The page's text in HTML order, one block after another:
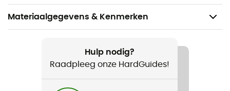
Materiaalgegevens & Kenmerken
Trailrunning / HardlopenHulp nodig?
Raadpleeg onze HardGuides!